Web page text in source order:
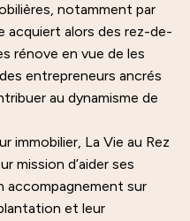
notamment par
acquiert alors des rez-de-
rénove en vue de les
entrepreneurs ancrés
au dynamisme de
immobilier, La Vie au Rez
mission d’aider ses
accompagnement sur
et leur